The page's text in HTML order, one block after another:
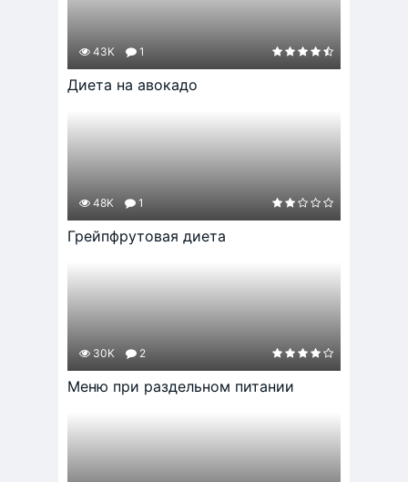
43K 1
Диета на авокадо
48K 1
Грейпфрутовая диета
30K 2
Меню при раздельном питании